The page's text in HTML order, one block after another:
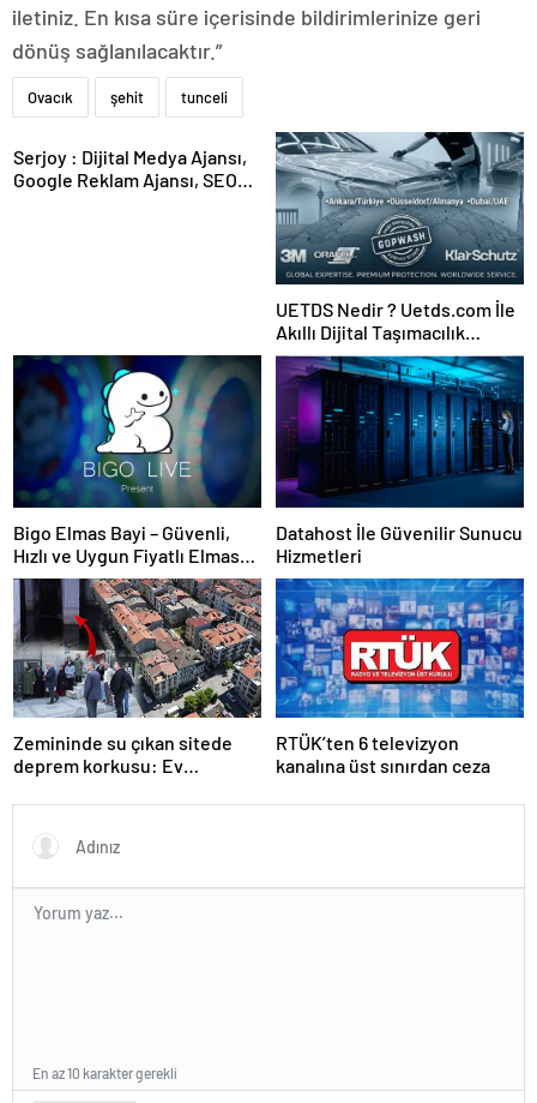
iletiniz. En kısa süre içerisinde bildirimlerinize geri
dönüş sağlanılacaktır.”
Ovacık şehit tunceli
Serjoy : Dijital Medya Ajansı,
Google Reklam Ajansı, SEO
UETDS Nedir ? Uetds.com İle
Akıllı Dijital Taşımacılık
Yazılımı
Bigo Elmas Bayi – Güvenli,
Hızlı ve Uygun Fiyatlı Elmas
Satın Almanın Yeni Adresi
Datahost İle Güvenilir Sunucu
Hizmetleri
Zemininde su çıkan sitede
deprem korkusu: Ev
aldığımız ortaya çıktı
RTÜK’ten 6 televizyon
kanalına üst sınırdan ceza
En az 10 karakter gerekli